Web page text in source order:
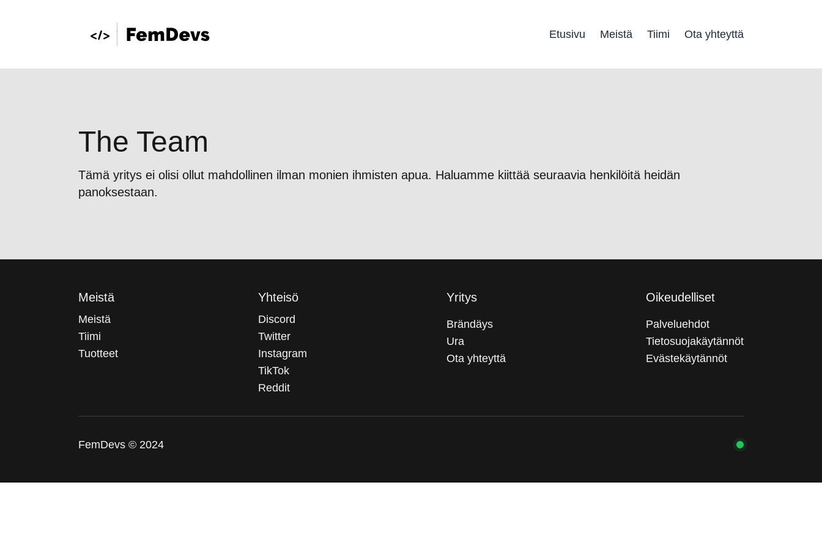
Etusivu Meistä Tiimi Ota yhteyttä
The Team
Tämä yritys ei olisi ollut mahdollinen ilman monien ihmisten apua. Haluamme kiittää seuraavia henkilöitä heidän
panoksestaan.
Meistä
Meistä
Tiimi
Tuotteet
Yhteisö
Discord
Twitter
Instagram
TikTok
Reddit
Yritys
Brändäys
Ura
Ota yhteyttä
Oikeudelliset
Palveluehdot
Tietosuojakäytännöt
Evästekäytännöt
FemDevs © 2024